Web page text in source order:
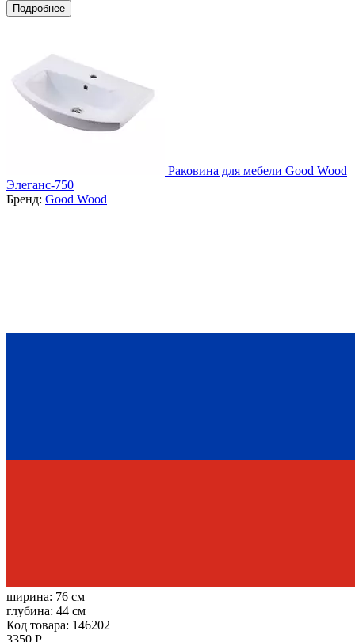
Подробнее
Раковина для мебели Good Wood
Элеганс-750
Бренд: Good Wood
ширина: 76 см
глубина: 44 см
Код товара: 146202
3350 Р